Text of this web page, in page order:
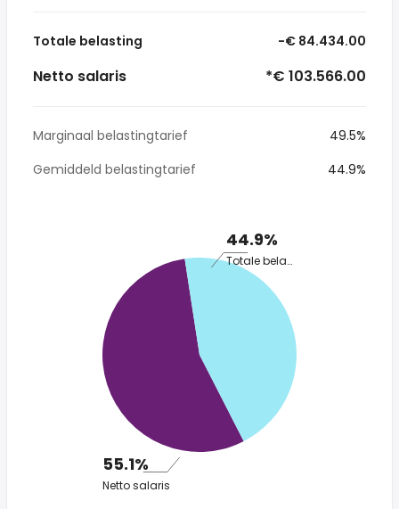
Totale belasting -€ 84.434.00
Netto salaris *€ 103.566.00
Marginaal belastingtarief
49.5%
Gemiddeld belastingtarief
44.9%
44.9%
Totale belasting
55.1%
Netto salaris